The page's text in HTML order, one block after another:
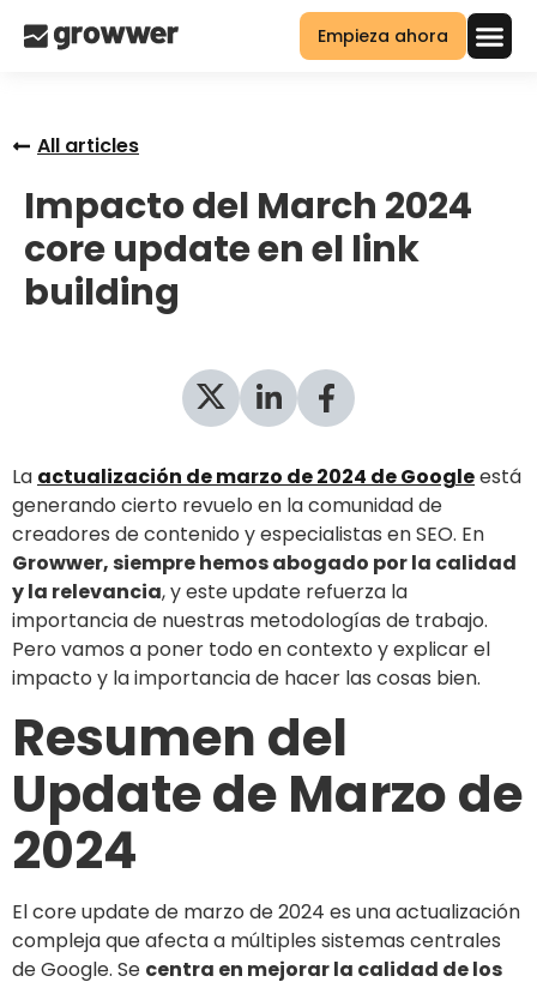
Empieza ahora
All articles
Impacto del March 2024
core update en el link
building
La actualización de marzo de 2024 de Googleestá
generando cierto revuelo en la comunidad de
creadores de contenido y especialistas en SEO. En
Growwer, siempre hemos abogado por la calidad
y la relevancia, y este update refuerza la
importancia de nuestras metodologías de trabajo.
Pero vamos a poner todo en contexto y explicar el
impacto y la importancia de hacer las cosas bien.
Resumen del
Update de Marzo de
2024
El core update de marzo de 2024 es una actualización
compleja que afecta a múltiples sistemas centrales
de Google. Se centra en mejorar la calidad de los